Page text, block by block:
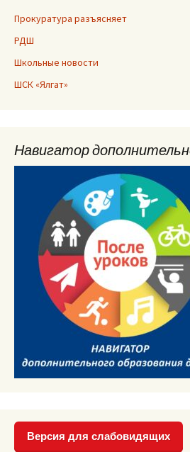
Прокуратура разъясняет
РДШ
Школьные новости
ШСК «Ялгат»
Навигатор
Версия для слабовидящих